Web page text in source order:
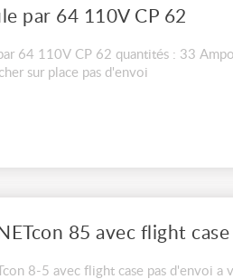
par 64 110V CP 62
64 110V CP 62 quantités : 33
sur place pas d'envoi
85 avec flight case
8-5 avec flight case pas d'envoi a